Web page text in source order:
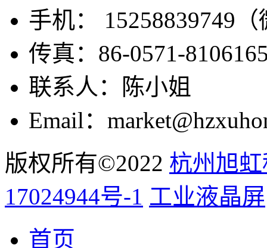
手机： 15258839749
传真：86-0571-
联系人：陈小姐
Email：
版权所有©2022 杭州旭
17024944号-1 工业液晶屏
首页